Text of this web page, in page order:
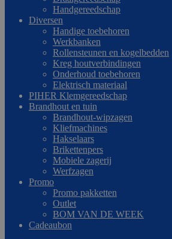
Handgereedschap
Diversen
Handige toebehoren
Werkbanken
Rollensteunen en kogelbedden
Kreg houtverbindingen
Onderhoud toebehoren
Elektrisch materiaal
PIHER Klemgereedschap
Brandhout en tuin
Brandhout-wipzagen
Kliefmachines
Hakselaars
Brikettenpers
Mobiele zagerij
Werfzagen
Promo
Promo pakketten
Outlet
BOM VAN DE WEEK
Cadeaubon